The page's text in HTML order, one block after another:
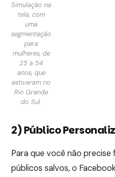
Simulação na
tela, com
uma
segmentação
para
mulheres, de
25 a 54
anos, que
estiveram no
Rio Grande
do Sul.
2) Público
Para que você não
públicos salvos, o